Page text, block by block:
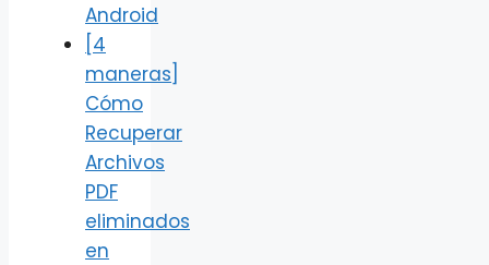
Android
[4
maneras]
Cómo
Recuperar
Archivos
PDF
eliminados
en